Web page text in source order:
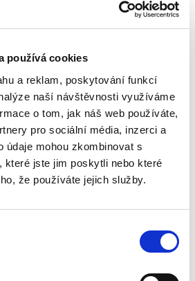
používá cookies
a reklam, poskytování funkcí
naší návštěvnosti využíváme
o tom, jak náš web používáte,
pro sociální média, inzerci a
údaje mohou zkombinovat s
které jste jim poskytli nebo které
že používáte jejich služby.
proces. Řízení
Kč
literatuře téhož předpisu.
myšlenky. Mezi jeho tvůrci
exekučního senátu
renomované exekutory a
soustavně se zabývající
Úkoly si spoluautoři
jimi zpracovávaná
jejich dílčím
Například paragrafy
odpovědnosti exekutorů
dlouhodobě zabývá